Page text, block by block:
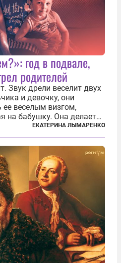
год в подвале,
родителей
Звук дрели веселит двух
и девочку, они
ее веселым визгом,
на бабушку. Она делает
чувствуют, что она
правда: дрель, конечно,
ЕКАТЕРИНА ЛЫМАРЕНКО